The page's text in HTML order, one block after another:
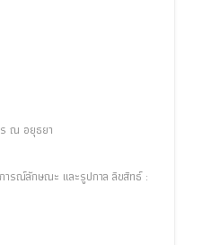
ณ อยุธยา
การณ์ลักษณะ และรูปกาล ลิขสิทธ์ :